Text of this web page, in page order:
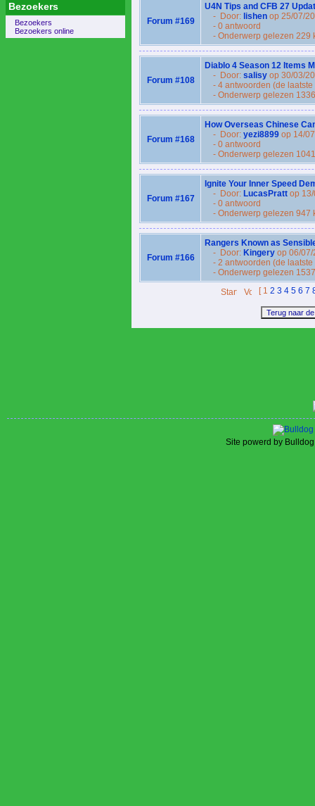
Bezoekers
Bezoekers
Bezoekers online
Forum #169
U4N Tips and CFB 27
- Door: lishen op 25/07/
- 0 antwoord
- Onderwerp gelezen 229
Forum #108
Diablo 4 Season 12 Items
- Door: salisy op 30/03/
- 4 antwoorden (de
- Onderwerp gelezen
Forum #168
How Overseas Chinese
- Door: yezi8899 op 14/
- 0 antwoord
- Onderwerp gelezen
Forum #167
Ignite Your Inner Speed
- Door: LucasPratt op
- 0 antwoord
- Onderwerp gelezen 947
Forum #166
Rangers Known as
- Door: Kingery op 06/
- 2 antwoorden (de
- Onderwerp gelezen
[ 1 2 3 4 5 6 7
Site powerd by